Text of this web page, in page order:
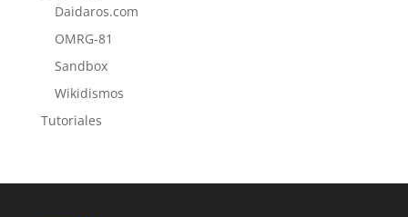
Daidaros.com
OMRG-81
Sandbox
Wikidismos
Tutoriales